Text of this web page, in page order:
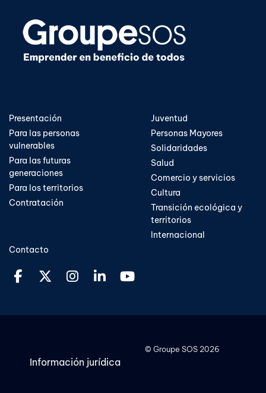
Presentación
Para las personas
vulnerables
Para las futuras
generaciones
Para los territorios
Contratación
Juventud
Personas Mayores
Solidaridades
Salud
Comercio y servicios
Cultura
Transición ecológica y
territorios​​
Internacional
Contacto
© Groupe SOS 2026
Información jurídica